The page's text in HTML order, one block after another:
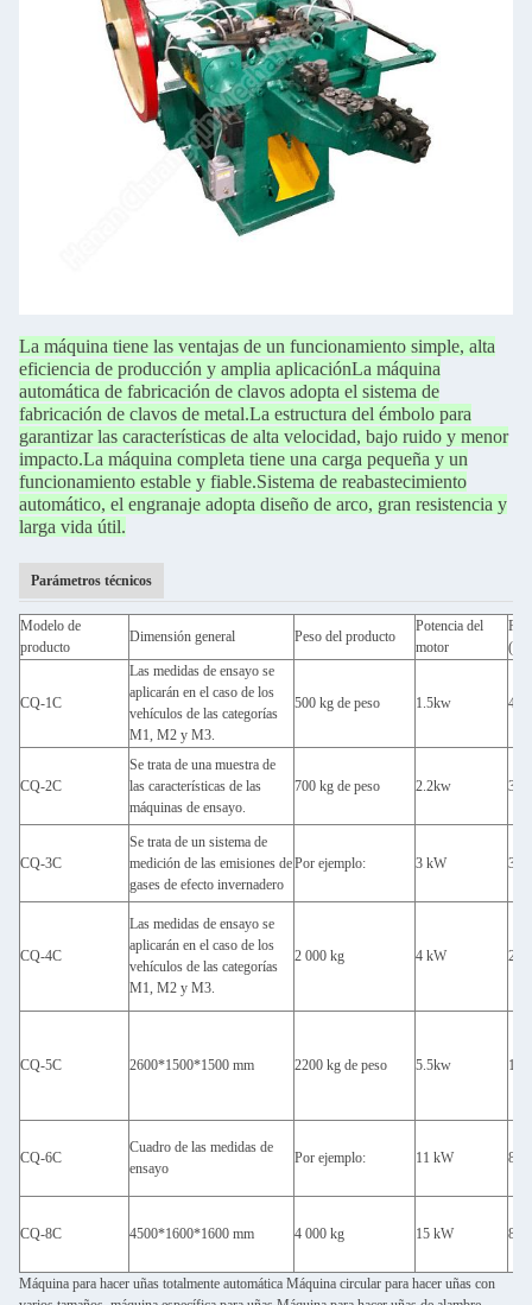
La máquina tiene las ventajas de un funcionamiento simple, alta
eficiencia de producción y amplia aplicaciónLa máquina
automática de fabricación de clavos adopta el sistema de
fabricación de clavos de metal.La estructura del émbolo para
garantizar las características de alta velocidad, bajo ruido y menor
impacto.La máquina completa tiene una carga pequeña y un
funcionamiento estable y fiable.Sistema de reabastecimiento
automático, el engranaje adopta diseño de arco, gran resistencia y
larga vida útil.
Parámetros técnicos
Modelo de
producto
Dimensión general Peso del producto
Potencia del
motor
CQ-1C
Las medidas de ensayo se
aplicarán en el caso de los
vehículos de las categorías
M1, M2 y M3.
500 kg de peso 1.5kw 400
CQ-2C
Se trata de una muestra de
las características de las
máquinas de ensayo.
700 kg de peso 2.2kw 350
CQ-3C
Se trata de un sistema de
medición de las emisiones de
gases de efecto invernadero
Por ejemplo: 3 kW 300
CQ-4C
Las medidas de ensayo se
aplicarán en el caso de los
vehículos de las categorías
M1, M2 y M3.
2 000 kg 4 kW 260
CQ-5C 2600*1500*1500 mm 2200 kg de peso 5.5kw 180
CQ-6C
Cuadro de las medidas de
ensayo
Por ejemplo: 11 kW 80
CQ-8C 4500*1600*1600 mm 4 000 kg 15 kW 80
Máquina para hacer uñas totalmente automática Máquina circular para hacer uñas con